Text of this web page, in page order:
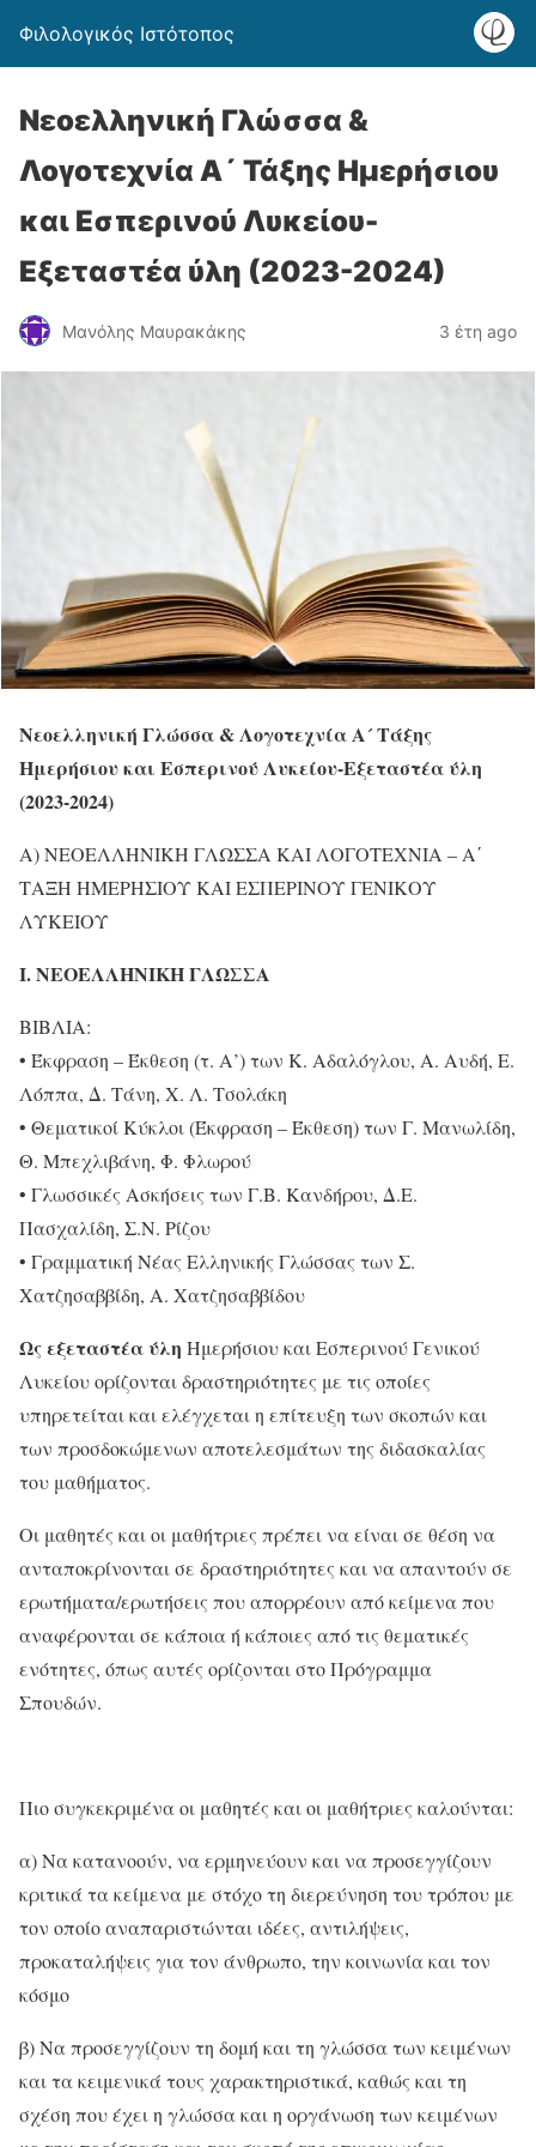
Φιλολογικός Ιστότοπος
Νεοελληνική Γλώσσα &
Λογοτεχνία Α´ Τάξης Ημερήσιου
και Εσπερινού Λυκείου-
Εξεταστέα ύλη (2023-2024)
Μανόλης Μαυρακάκης 3 έτη ago
Νεοελληνική Γλώσσα & Λογοτεχνία Α´ Τάξης
Ημερήσιου και Εσπερινού Λυκείου-Εξεταστέα ύλη
(2023-2024)
Α) ΝΕΟΕΛΛΗΝΙΚΗ ΓΛΩΣΣΑ ΚΑΙ ΛΟΓΟΤΕΧΝΙΑ – Α΄
ΤΑΞΗ ΗΜΕΡΗΣΙΟΥ ΚΑΙ ΕΣΠΕΡΙΝΟΥ ΓΕΝΙΚΟΥ
ΛΥΚΕΙΟΥ
I. ΝΕOΕΛΛΗΝΙΚΗ ΓΛΩΣΣΑ
ΒΙΒΛΙΑ:
• Έκφραση – Έκθεση (τ. Α’) των Κ. Αδαλόγλου, Α. Αυδή, Ε.
Λόππα, Δ. Τάνη, Χ. Λ. Τσολάκη
• Θεματικοί Κύκλοι (Έκφραση – Έκθεση) των Γ. Μανωλίδη,
Θ. Μπεχλιβάνη, Φ. Φλωρού
• Γλωσσικές Ασκήσεις των Γ.Β. Κανδήρου, Δ.Ε.
Πασχαλίδη, Σ.Ν. Ρίζου
• Γραμματική Νέας Ελληνικής Γλώσσας των Σ.
Χατζησαββίδη, Α. Χατζησαββίδου
Ως εξεταστέα ύλη Ημερήσιου και Εσπερινού Γενικού
Λυκείου ορίζονται δραστηριότητες με τις οποίες
υπηρετείται και ελέγχεται η επίτευξη των σκοπών και
των προσδοκώμενων αποτελεσμάτων της διδασκαλίας
του μαθήματος.
Οι μαθητές και οι μαθήτριες πρέπει να είναι σε θέση να
ανταποκρίνονται σε δραστηριότητες και να απαντούν σε
ερωτήματα/ερωτήσεις που απορρέουν από κείμενα που
αναφέρονται σε κάποια ή κάποιες από τις θεματικές
ενότητες, όπως αυτές ορίζονται στο Πρόγραμμα
Σπουδών.
Πιο συγκεκριμένα οι μαθητές και οι μαθήτριες καλούνται:
α) Να κατανοούν, να ερμηνεύουν και να προσεγγίζουν
κριτικά τα κείμενα με στόχο τη διερεύνηση του τρόπου με
τον οποίο αναπαριστώνται ιδέες, αντιλήψεις,
προκαταλήψεις για τον άνθρωπο, την κοινωνία και τον
κόσμο
β) Να προσεγγίζουν τη δομή και τη γλώσσα των κειμένων
και τα κειμενικά τους χαρακτηριστικά, καθώς και τη
σχέση που έχει η γλώσσα και η οργάνωση των κειμένων